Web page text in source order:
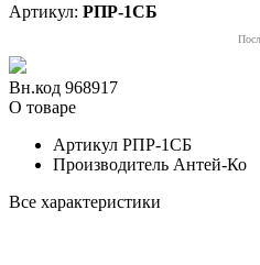
Артикул: РПР-1СБ
Вн.код 968917
О товаре
Артикул РПР-1СБ
Производитель Антей-Ко
Все характеристики